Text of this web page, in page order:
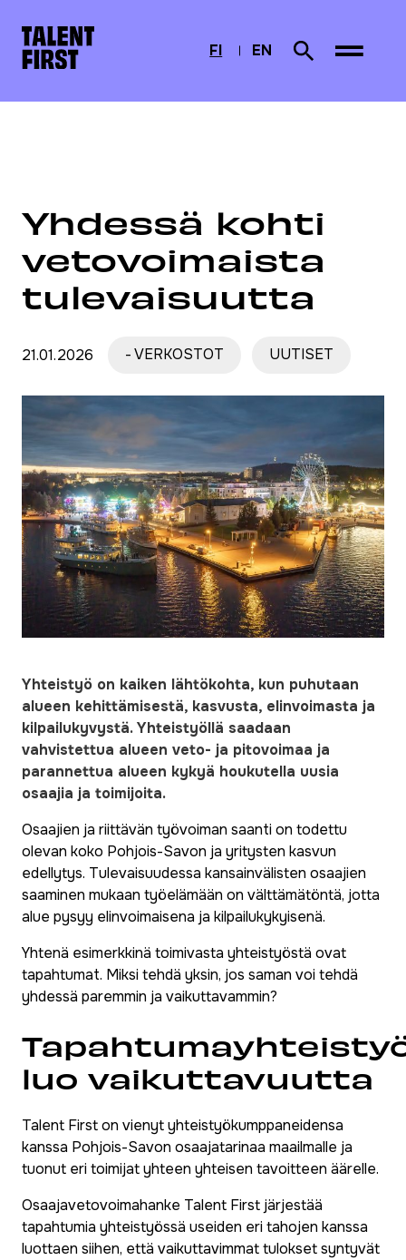
Etusivulle
FI
CURRENTLY SELECTED
SUOMI
EN
ENGLISH
Search from
Yhdessä kohti
vetovoimaista
tulevaisuutta
21.01.2026 - VERKOSTOT UUTISET
Yhteistyö on kaiken lähtökohta, kun puhutaan
alueen kehittämisestä, kasvusta, elinvoimasta ja
kilpailukyvystä. Yhteistyöllä saadaan
vahvistettua alueen veto- ja pitovoimaa ja
parannettua alueen kykyä houkutella uusia
osaajia ja toimijoita.
Osaajien ja riittävän työvoiman saanti on todettu
olevan koko Pohjois-Savon ja yritysten kasvun
edellytys. Tulevaisuudessa kansainvälisten osaajien
saaminen mukaan työelämään on välttämätöntä, jotta
alue pysyy elinvoimaisena ja kilpailukykyisenä.
Yhtenä esimerkkinä toimivasta yhteistyöstä ovat
tapahtumat. Miksi tehdä yksin, jos saman voi tehdä
yhdessä paremmin ja vaikuttavammin?
luo vaikuttavuutta
Talent First on vienyt yhteistyökumppaneidensa
kanssa Pohjois-Savon osaajatarinaa maailmalle ja
tuonut eri toimijat yhteen yhteisen tavoitteen äärelle.
Osaajavetovoimahanke Talent First järjestää
tapahtumia yhteistyössä useiden eri tahojen kanssa
luottaen siihen, että vaikuttavimmat tulokset syntyvät